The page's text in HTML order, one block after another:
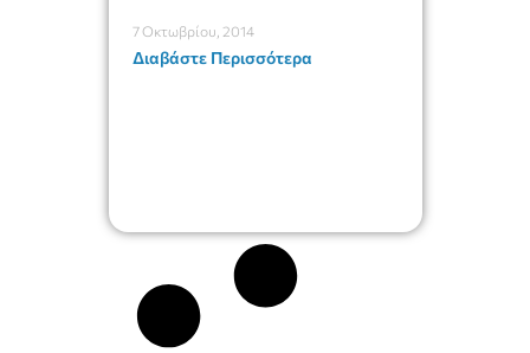
υπηρεσίες τους....»
7 Οκτωβρίου, 2014
Διαβάστε Περισσότερα